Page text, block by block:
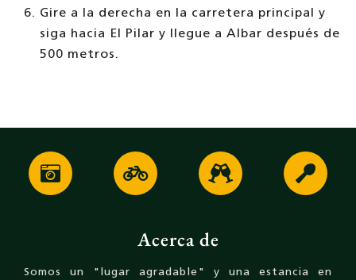
Gire a la derecha en la carretera principal y
siga hacia El Pilar y llegue a Albar después de
500 metros.
Acerca de
Somos un "lugar agradable" y una estancia en